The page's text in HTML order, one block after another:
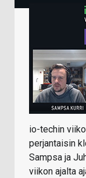
io-techin
perjantaisin
Sampsa ja
viikon ajalta